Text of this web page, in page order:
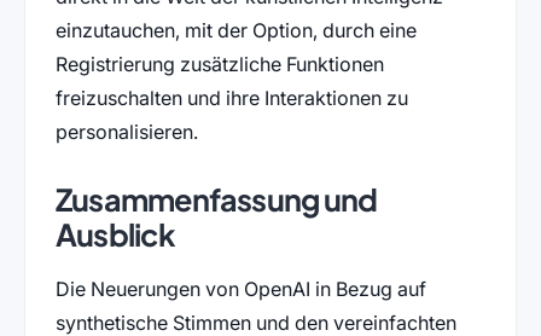
einzutauchen, mit der Option, durch eine
Registrierung zusätzliche Funktionen
freizuschalten und ihre Interaktionen zu
personalisieren.
Zusammenfassung und
Ausblick
Die Neuerungen von OpenAI in Bezug auf
synthetische Stimmen und den vereinfachten